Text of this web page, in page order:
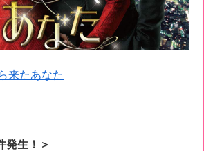
来たあなた
発生！＞